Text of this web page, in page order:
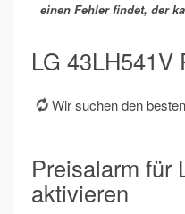
einen Fehler findet, der
LG 43LH541V
Wir suchen den
Preisalarm für
aktivieren